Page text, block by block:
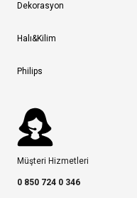
Dekorasyon
Halı&Kilim
Philips
Müşteri Hizmetleri
0 850 724 0 346